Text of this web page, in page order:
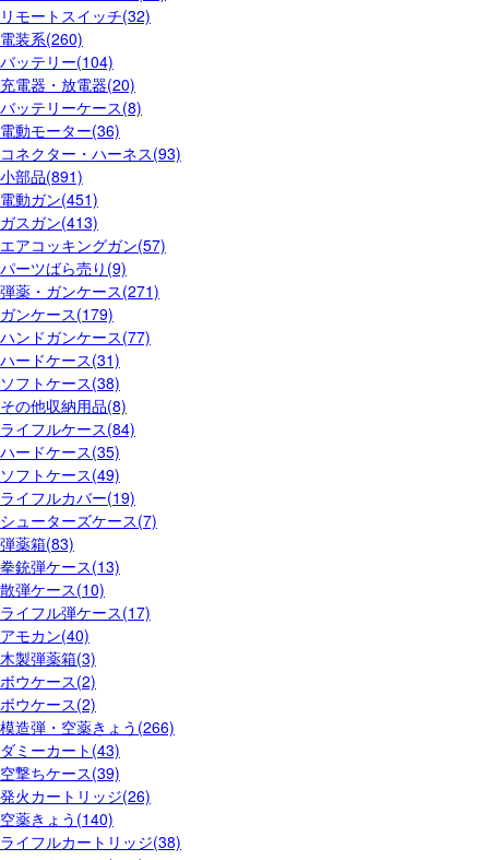
リモートスイッチ(32)
電装系(260)
バッテリー(104)
充電器・放電器(20)
バッテリーケース(8)
電動モーター(36)
コネクター・ハーネス(93)
小部品(891)
電動ガン(451)
ガスガン(413)
エアコッキングガン(57)
パーツばら売り(9)
弾薬・ガンケース(271)
ガンケース(179)
ハンドガンケース(77)
ハードケース(31)
ソフトケース(38)
その他収納用品(8)
ライフルケース(84)
ハードケース(35)
ソフトケース(49)
ライフルカバー(19)
シューターズケース(7)
弾薬箱(83)
拳銃弾ケース(13)
散弾ケース(10)
ライフル弾ケース(17)
アモカン(40)
木製弾薬箱(3)
ボウケース(2)
ボウケース(2)
模造弾・空薬きょう(266)
ダミーカート(43)
空撃ちケース(39)
発火カートリッジ(26)
空薬きょう(140)
ライフルカートリッジ(38)